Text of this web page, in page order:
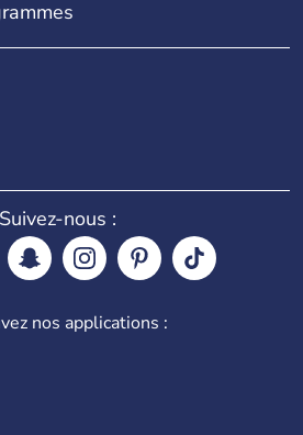
Suivez-nous :
nos applications :